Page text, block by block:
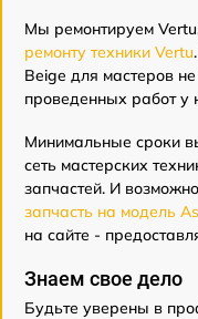
Мы ремонтируем
ремонту техники Vertu
Beige для мастеров
проведенных работ у
Минимальные сроки
сеть мастерских
запчастей. И
запчасть на модель
на сайте -
Знаем свое дело
Будьте уверены в